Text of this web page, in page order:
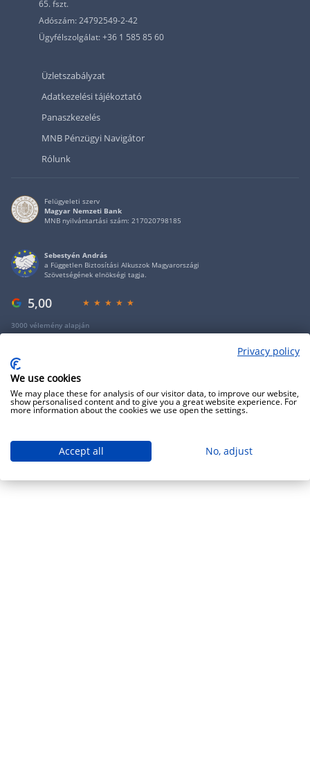
65. fszt.
Adószám: 24792549-2-42
Ügyfélszolgálat: +36 1 585 85 60
Üzletszabályzat
Adatkezelési tájékoztató
Panaszkezelés
MNB Pénzügyi Navigátor
Rólunk
Felügyeleti szerv
Magyar Nemzeti Bank
MNB nyilvántartási szám: 217020798185
Sebestyén András
a Független Biztosítási Alkuszok Magyarországi
Szövetségének elnökségi tagja.
5,00
3000 vélemény alapján
Privacy policy
We use cookies
We may place these for analysis of our visitor data, to improve our website,
show personalised content and to give you a great website experience. For
more information about the cookies we use open the settings.
Accept all No, adjust